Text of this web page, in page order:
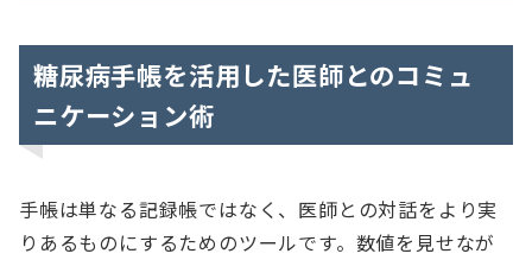
糖尿病手帳を活用した医師とのコミュ
ニケーション術
手帳は単なる記録帳ではなく、医師との対話をより実
りあるものにするためのツールです。数値を見せなが